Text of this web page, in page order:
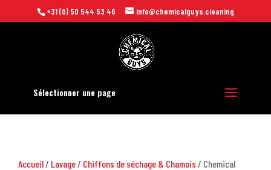
+31 (0) 50 544 53 46 info@chemicalguys.cleaning
Sélectionner une page
Accueil/ Lavage/ Chiffons de séchage & Chamois / Chemical